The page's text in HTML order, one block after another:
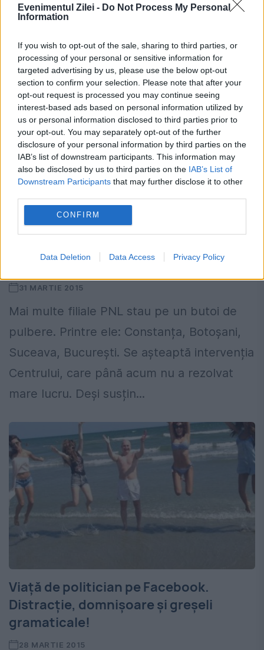
Evenimentul Zilei - Do Not Process My Personal
Information
If you wish to opt-out of the sale, sharing to third parties, or
processing of your personal or sensitive information for
targeted advertising by us, please use the below opt-out
section to confirm your selection. Please note that after your
opt-out request is processed you may continue seeing
interest-based ads based on personal information utilized by
us or personal information disclosed to third parties prior to
your opt-out. You may separately opt-out of the further
disclosure of your personal information by third parties on the
IAB’s list of downstream participants. This information may
also be disclosed by us to third parties on the IAB’s List of
Downstream Participants that may further disclose it to other
CONFIRM
Data Deletion Data Access Privacy Policy
Ce ținute preferă doamnele din
18 APRILIE 2015
Deputatele și senatoarele țin la propria
imagine, motiv pentru care defi lează pe
holurile Parlamentului în haine scumpe
Tocuri cui, fuste pană, rochii create special
pentru ele sau genți și...
teritoriu
31 MARTIE 2015
Mai multe filiale PNL stau pe un butoi de
pulbere. Printre ele: Constanța, Botoșani,
Suceava, București. Se așteaptă intervenția
Centrului, care până acum nu a rezolvat
mare lucru. Deși susțin...
Viață de politician pe Facebook.
Distracție, domnișoare și greșeli
gramaticale!
28 MARTIE 2015